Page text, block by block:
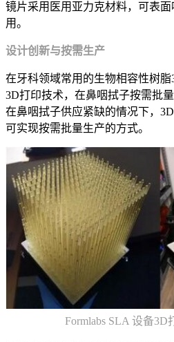
镜片采用医用亚力克材料，可表
用。
设计创新与按需生产
在牙科领域常用的生物相容性树
3D打印技术，在鼻咽拭子按需批
在鼻咽拭子供应紧缺的情况下，
可实现按需批量生产的方式。
Formlabs SLA 设备3D